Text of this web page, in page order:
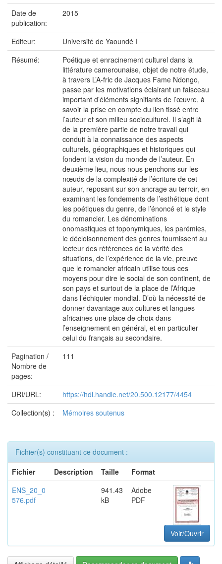
Date de
publication:
2015
Editeur:
Université de Yaoundé I
Résumé:
Poétique et enracinement culturel dans la
littérature camerounaise, objet de notre étude,
à travers L’A-fric de Jacques Fame Ndongo,
passe par les motivations éclairant un faisceau
important d’éléments signifiants de l’œuvre, à
savoir la prise en compte du lien tissé entre
l’auteur et son milieu socioculturel. Il s’agit là
de la première partie de notre travail qui
conduit à la connaissance des aspects
culturels, géographiques et historiques qui
fondent la vision du monde de l’auteur. En
deuxième lieu, nous nous penchons sur les
nœuds de la complexité de l’écriture de cet
auteur, reposant sur son ancrage au terroir, en
examinant les fondements de l’esthétique dont
les poétiques du genre, de l’énoncé et le style
du romancier. Les dénominations
onomastiques et toponymiques, les parémies,
le décloisonnement des genres fournissent au
lecteur des références de la vérité des
situations, de l’expérience de la vie, preuve
que le romancier africain utilise tous ces
moyens pour dire le social de son continent, de
son pays et surtout de la place de l’Afrique
dans l’échiquier mondial. D’où la nécessité de
donner davantage aux cultures et langues
africaines une place de choix dans
l’enseignement en général, et en particulier
celui du français au secondaire.
Pagination /
Nombre de
pages:
111
URI/URL:
https://hdl.handle.net/20.500.12177/4454
Collection(s) :
Mémoires soutenus
Fichier(s) constituant ce document :
Fichier
Description Taille
Format
ENS_20_0
576.pdf
941.43
kB
Adobe
PDF
Voir/Ouvrir